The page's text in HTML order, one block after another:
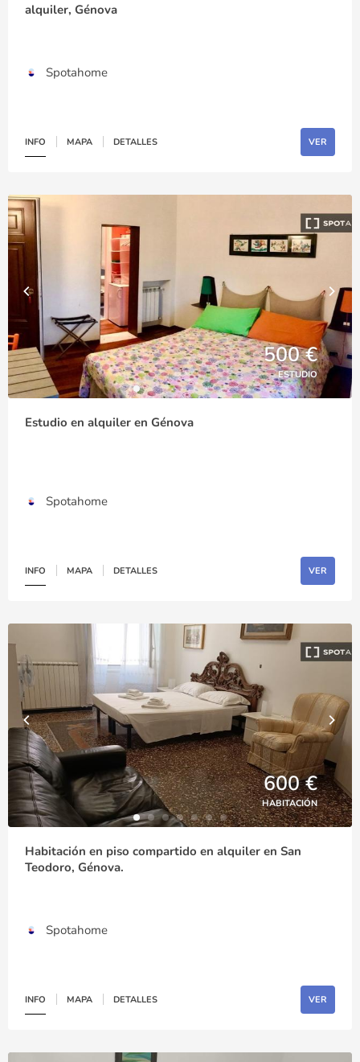
alquiler, Génova
Spotahome
INFO MAPA DETALLES VER
500 €
ESTUDIO
Estudio en alquiler en Génova
Spotahome
INFO MAPA DETALLES VER
600 €
HABITACIÓN
Habitación en piso compartido en alquiler en San
Teodoro, Génova.
Spotahome
INFO MAPA DETALLES VER